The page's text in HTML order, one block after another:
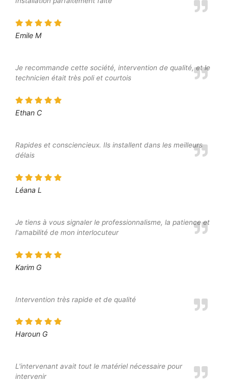
Emile M
Je recommande cette société, intervention de qualité, et le
technicien était très poli et courtois
Ethan C
Rapides et consciencieux. Ils installent dans les meilleurs
délais
Léana L
Je tiens à vous signaler le professionnalisme, la patience et
l'amabilité de mon interlocuteur
Karim G
Intervention très rapide et de qualité
Haroun G
L'intervenant avait tout le matériel nécessaire pour
intervenir